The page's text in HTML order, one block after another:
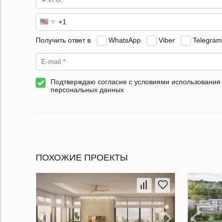
Получить ответ в WhatsApp Viber Telegram
Подтверждаю согласие с условиями использования
персональных данных
ПОХОЖИЕ ПРОЕКТЫ